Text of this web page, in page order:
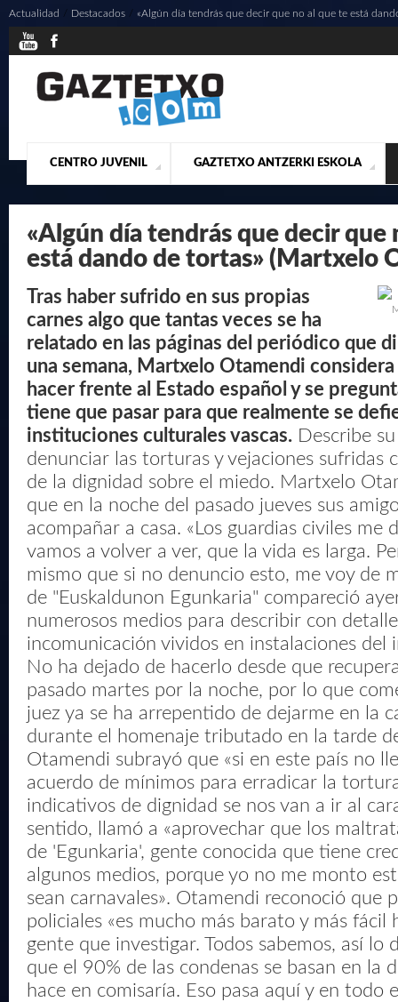
CENTRO JUVENIL
¿QUIENES SOMOS? ACTUALIDAD CONTACTO
GAZTETXO ANTZERKI ESKOLA
PRESENTACIÓN MUSICALES
Actualidad Destacados / «Algún día tendrás que decir que no al que te está
«Algún día tendrás que decir que
está dando de tortas» (Martxelo
Tras haber sufrido en sus propias
carnes algo que tantas veces se ha
relatado en las páginas del periódico que
una semana, Martxelo Otamendi considera
hacer frente al Estado español y se
tiene que pasar para que realmente se
instituciones culturales vascas. Describe
denunciar las torturas y vejaciones sufridas
de la dignidad sobre el miedo. Martxelo
que en la noche del pasado jueves sus
acompañar a casa. «Los guardias civiles me
vamos a volver a ver, que la vida es larga.
mismo que si no denuncio esto, me voy de
de "Euskaldunon Egunkaria" compareció
numerosos medios para describir con
incomunicación vividos en instalaciones del
No ha dejado de hacerlo desde que
pasado martes por la noche, por lo que
juez ya se ha arrepentido de dejarme en la
durante el homenaje tributado en la tarde
Otamendi subrayó que «si en este país no
acuerdo de mínimos para erradicar la
indicativos de dignidad se nos van a ir al
sentido, llamó a «aprovechar que los
de 'Egunkaria', gente conocida que tiene
algunos medios, porque yo no me monto
sean carnavales». Otamendi reconoció que
policiales «es mucho más barato y más fácil
gente que investigar. Todos sabemos, así lo
que el 90% de las condenas se basan en la
hace en comisaría. Eso pasa aquí y en todo